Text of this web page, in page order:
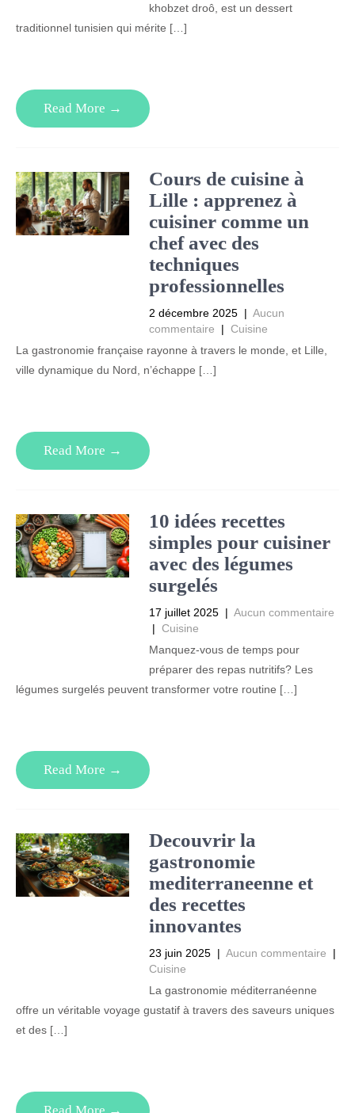
khobzet droô, est un dessert
traditionnel tunisien qui mérite […]
Read More →
Cours de cuisine à
Lille : apprenez à
cuisiner comme un
chef avec des
techniques
professionnelles
2 décembre 2025 | Aucun
commentaire
| Cuisine
La gastronomie française rayonne à travers le monde, et Lille,
ville dynamique du Nord, n’échappe […]
Read More →
10 idées recettes
simples pour cuisiner
avec des légumes
surgelés
17 juillet 2025 | Aucun commentaire
| Cuisine
Manquez-vous de temps pour
préparer des repas nutritifs? Les
légumes surgelés peuvent transformer votre routine […]
Read More →
Decouvrir la
gastronomie
mediterraneenne et
des recettes
innovantes
23 juin 2025 | Aucun commentaire
|
Cuisine
La gastronomie méditerranéenne
offre un véritable voyage gustatif à travers des saveurs uniques
et des […]